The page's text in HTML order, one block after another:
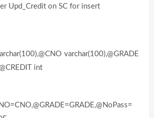
Upd_Credit on SC for insert
varchar(100),@GRADE
int